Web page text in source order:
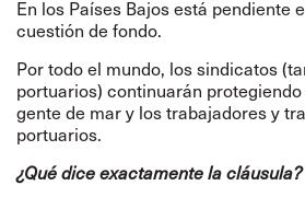
En los Países Bajos está pendiente
cuestión de fondo.
Por todo el mundo, los sindicatos
portuarios) continuarán
gente de mar y los trabajadores y
portuarios.
¿Qué dice exactamente la cláusula?